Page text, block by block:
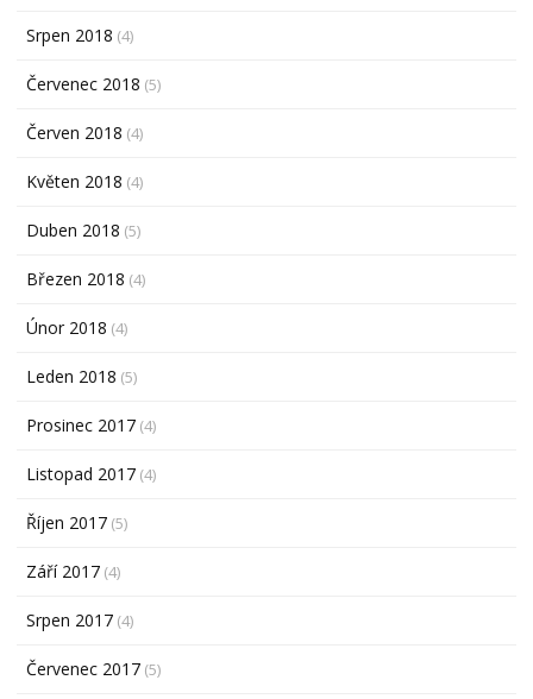
Srpen 2018 (4)
Červenec 2018 (5)
Červen 2018 (4)
Květen 2018 (4)
Duben 2018 (5)
Březen 2018 (4)
Únor 2018 (4)
Leden 2018 (5)
Prosinec 2017 (4)
Listopad 2017 (4)
Říjen 2017 (5)
Září 2017 (4)
Srpen 2017 (4)
Červenec 2017 (5)